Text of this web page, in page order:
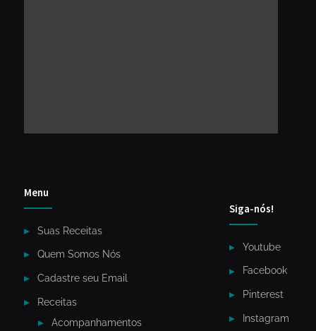
Menu
Suas Receitas
Quem Somos Nós
Cadastre seu Email
Receitas
Acompanhamentos
Siga-nós!
Youtube
Facebook
Pinterest
Instagram